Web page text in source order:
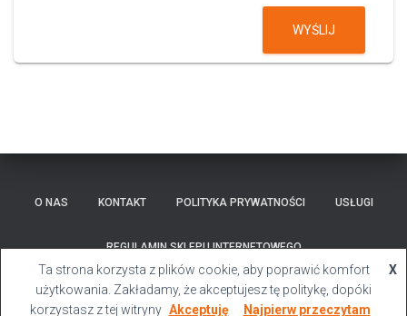
WYŚLIJ
O NAS KONTAKT POLITYKA PRYWATNOŚCI USŁUGI
REGULAMIN SKLEPU INTERNETOWEGO
Hestia | Stworzone przezThemeIsle
Ta strona korzysta z plików cookie, aby poprawić komfort
użytkowania. Zakładamy, że akceptujesz tę politykę, dopóki
korzystasz z tej witryny
X
Akceptuję Najpierw przeczytam